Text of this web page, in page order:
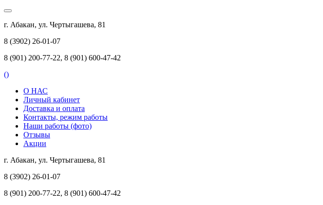
г. Абакан, ул. Чертыгашева, 81
8 (3902) 26-01-07
8 (901) 200-77-22, 8 (901) 600-47-42
()
О НАС
Личный кабинет
Доставка и оплата
Контакты, режим работы
Наши работы (фото)
Отзывы
Акции
г. Абакан, ул. Чертыгашева, 81
8 (3902) 26-01-07
8 (901) 200-77-22, 8 (901) 600-47-42